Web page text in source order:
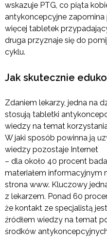
wskazuje PTG, co piąta
antykoncepcyjne
więcej tabletek
druga przyznaje się do
cyklu.
Jak skutecznie
Zdaniem lekarzy, jedna na
stosują tabletki
wiedzy na temat
W jaki sposób powinna ją
wiedzy pozostaje Internet
– dla około 40 procent
materiałem informacyjnym
strona www. Kluczowy
z lekarzem. Ponad 60
że kontakt ze specjalistą
źródłem wiedzy na temat
środków